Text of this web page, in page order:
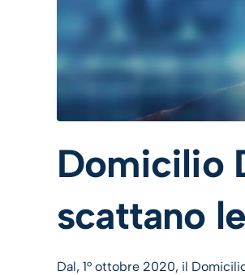
Domicilio
scattano
Dal, 1° ottobre 2020, il